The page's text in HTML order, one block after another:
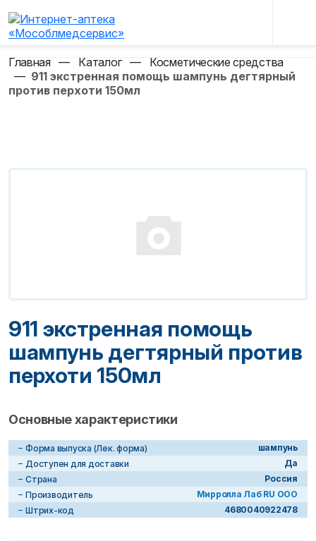
Главная — Каталог — Косметические средства
— 911 экстренная помощь шампунь дегтярный
против перхоти 150мл
911 экстренная помощь
шампунь дегтярный против
перхоти 150мл
Основные характеристики
Форма выпуска (Лек. форма)
шампунь
Доступен для доставки
Да
Страна
Россия
Производитель
Мирролла Лаб RU ООО
Штрих-код
4680040922478